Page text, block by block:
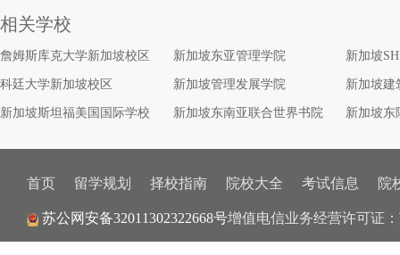
相关学校
詹姆斯库克大学新加坡校区 新加坡东亚管理学院 新加坡
科廷大学新加坡校区 新加坡管理发展学院 新加坡建
新加坡斯坦福美国国际学校 新加坡东南亚联合世界书院 新加坡东
首页 留学规划 择校指南 院校大全 考试信息 院
苏公网安备32011302322668号增值电信业务经营许可证：